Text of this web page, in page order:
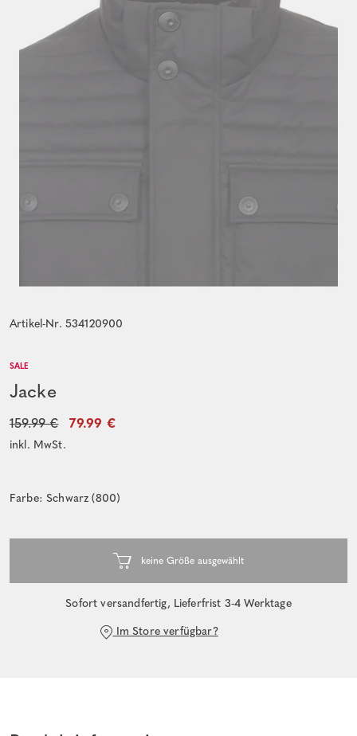
Artikel-Nr. 534120900
SALE
Jacke
159.99 € 79.99 €
inkl. MwSt.
Farbe: Schwarz (800)
Sofort versandfertig, Lieferfrist 3-4 Werktage
Im Store verfügbar?